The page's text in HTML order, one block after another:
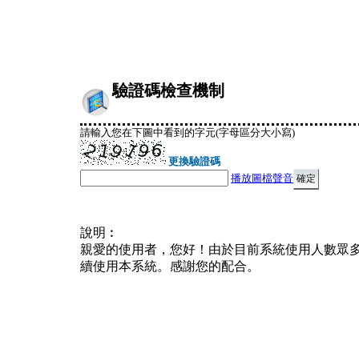
驗證碼檢查機制
請輸入您在下圖中看到的字元(字母區分大小寫)
更換驗證碼
播放圖檔聲音
說明︰
親愛的使用者，您好！由於目前系統使用人數眾
續使用本系統。感謝您的配合。